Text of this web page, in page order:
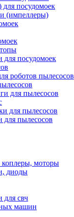
посудомоек
(импеллеры)
для посудомоек
роботов пылесосов
для пылесосов
для пылесосов
для пылесосов
моторы
диоды
для свч
машин